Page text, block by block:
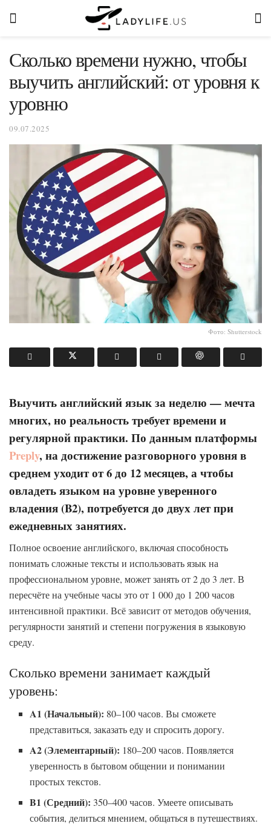
Сколько времени нужно, чтобы
выучить английский: от уровня к
уровню
09.07.2025
Фото: Shutterstock
Выучить английский язык за неделю — мечта
многих, но реальность требует времени и
регулярной практики. По данным платформы
Preply, на достижение разговорного уровня в
среднем уходит от 6 до 12 месяцев, а чтобы
овладеть языком на уровне уверенного
владения (B2), потребуется до двух лет при
ежедневных занятиях.
Полное освоение английского, включая способность
понимать сложные тексты и использовать язык на
профессиональном уровне, может занять от 2 до 3 лет. В
пересчёте на учебные часы это от 1 000 до 1 200 часов
интенсивной практики. Всё зависит от методов обучения,
регулярности занятий и степени погружения в языковую
среду.
Сколько времени занимает каждый
уровень:
A1 (Начальный): 80–100 часов. Вы сможете
представиться, заказать еду и спросить дорогу.
A2 (Элементарный): 180–200 часов. Появляется
уверенность в бытовом общении и понимании
простых текстов.
B1 (Средний): 350–400 часов. Умеете описывать
события, делиться мнением, общаться в путешествиях.